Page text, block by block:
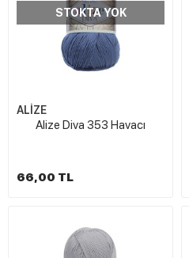
STOKTA YOK
ALİZE
Alize Diva 353 Havacı
66,00 TL